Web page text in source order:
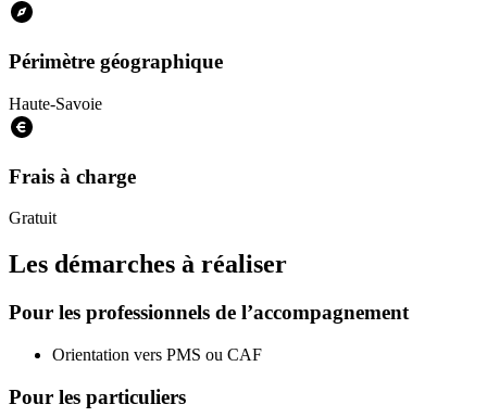
Périmètre géographique
Haute-Savoie
Frais à charge
Gratuit
Les démarches à réaliser
Pour les professionnels de l’accompagnement
Orientation vers PMS ou CAF
Pour les particuliers